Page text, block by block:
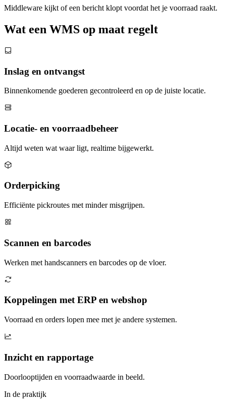
Middleware kijkt of een bericht klopt voordat het je voorraad raakt.
Wat een WMS op maat regelt
Inslag en ontvangst
Binnenkomende goederen gecontroleerd en op de juiste locatie.
Locatie- en voorraadbeheer
Altijd weten wat waar ligt, realtime bijgewerkt.
Orderpicking
Efficiënte pickroutes met minder misgrijpen.
Scannen en barcodes
Werken met handscanners en barcodes op de vloer.
Koppelingen met ERP en webshop
Voorraad en orders lopen mee met je andere systemen.
Inzicht en rapportage
Doorlooptijden en voorraadwaarde in beeld.
In de praktijk